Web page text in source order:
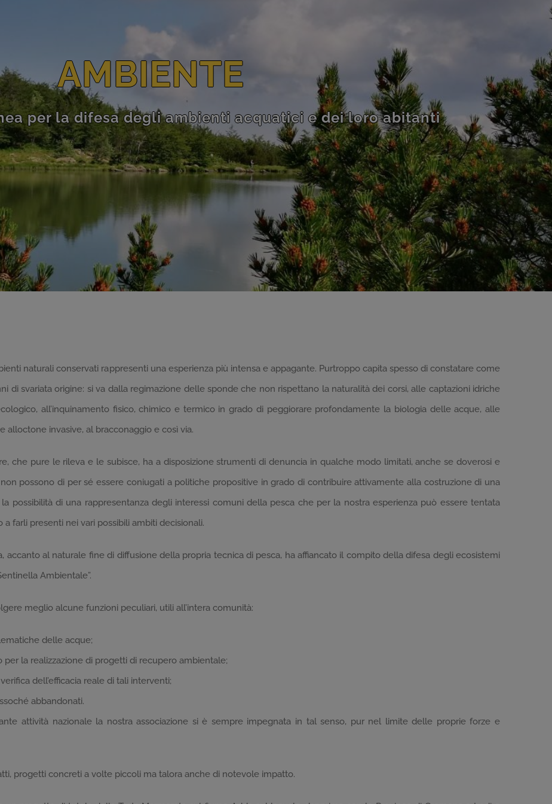
AMBIENTE
per la difesa degli ambienti acquatici e dei loro abitanti
naturali conservati rappresenti una esperienza più intensa e appagante. Purtroppo capita spesso di constatare come
di svariata origine: si va dalla regimazione delle sponde che non rispettano la naturalità dei corsi, alle captazioni idriche
all’inquinamento fisico, chimico e termico in grado di peggiorare profondamente la biologia delle acque, alle
alloctone invasive, al bracconaggio e così via.
che pure le rileva e le subisce, ha a disposizione strumenti di denuncia in qualche modo limitati, anche se doverosi e
possono di per sé essere coniugati a politiche propositive in grado di contribuire attivamente alla costruzione di una
possibilità di una rappresentanza degli interessi comuni della pesca che per la nostra esperienza può essere tentata
farli presenti nei vari possibili ambiti decisionali.
accanto al naturale fine di diffusione della propria tecnica di pesca, ha affiancato il compito della difesa degli ecosistemi
Ambientale”.
meglio alcune funzioni peculiari, utili all’intera comunità:
delle acque;
la realizzazione di progetti di recupero ambientale;
dell’efficacia reale di tali interventi;
abbandonati.
attività nazionale la nostra associazione si è sempre impegnata in tal senso, pur nel limite delle proprie forze e
progetti concreti a volte piccoli ma talora anche di notevole impatto.